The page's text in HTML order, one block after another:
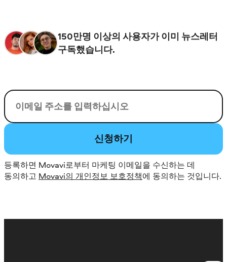
150만명 이상의 사용자가 이미 뉴스레터
구독했습니다.
이메일
신청하기
등록하면 Movavi로부터 마케팅 이메일을 수신하는 데
동의하고 Movavi의 개인정보 보호정책에 동의하는 것입니다.